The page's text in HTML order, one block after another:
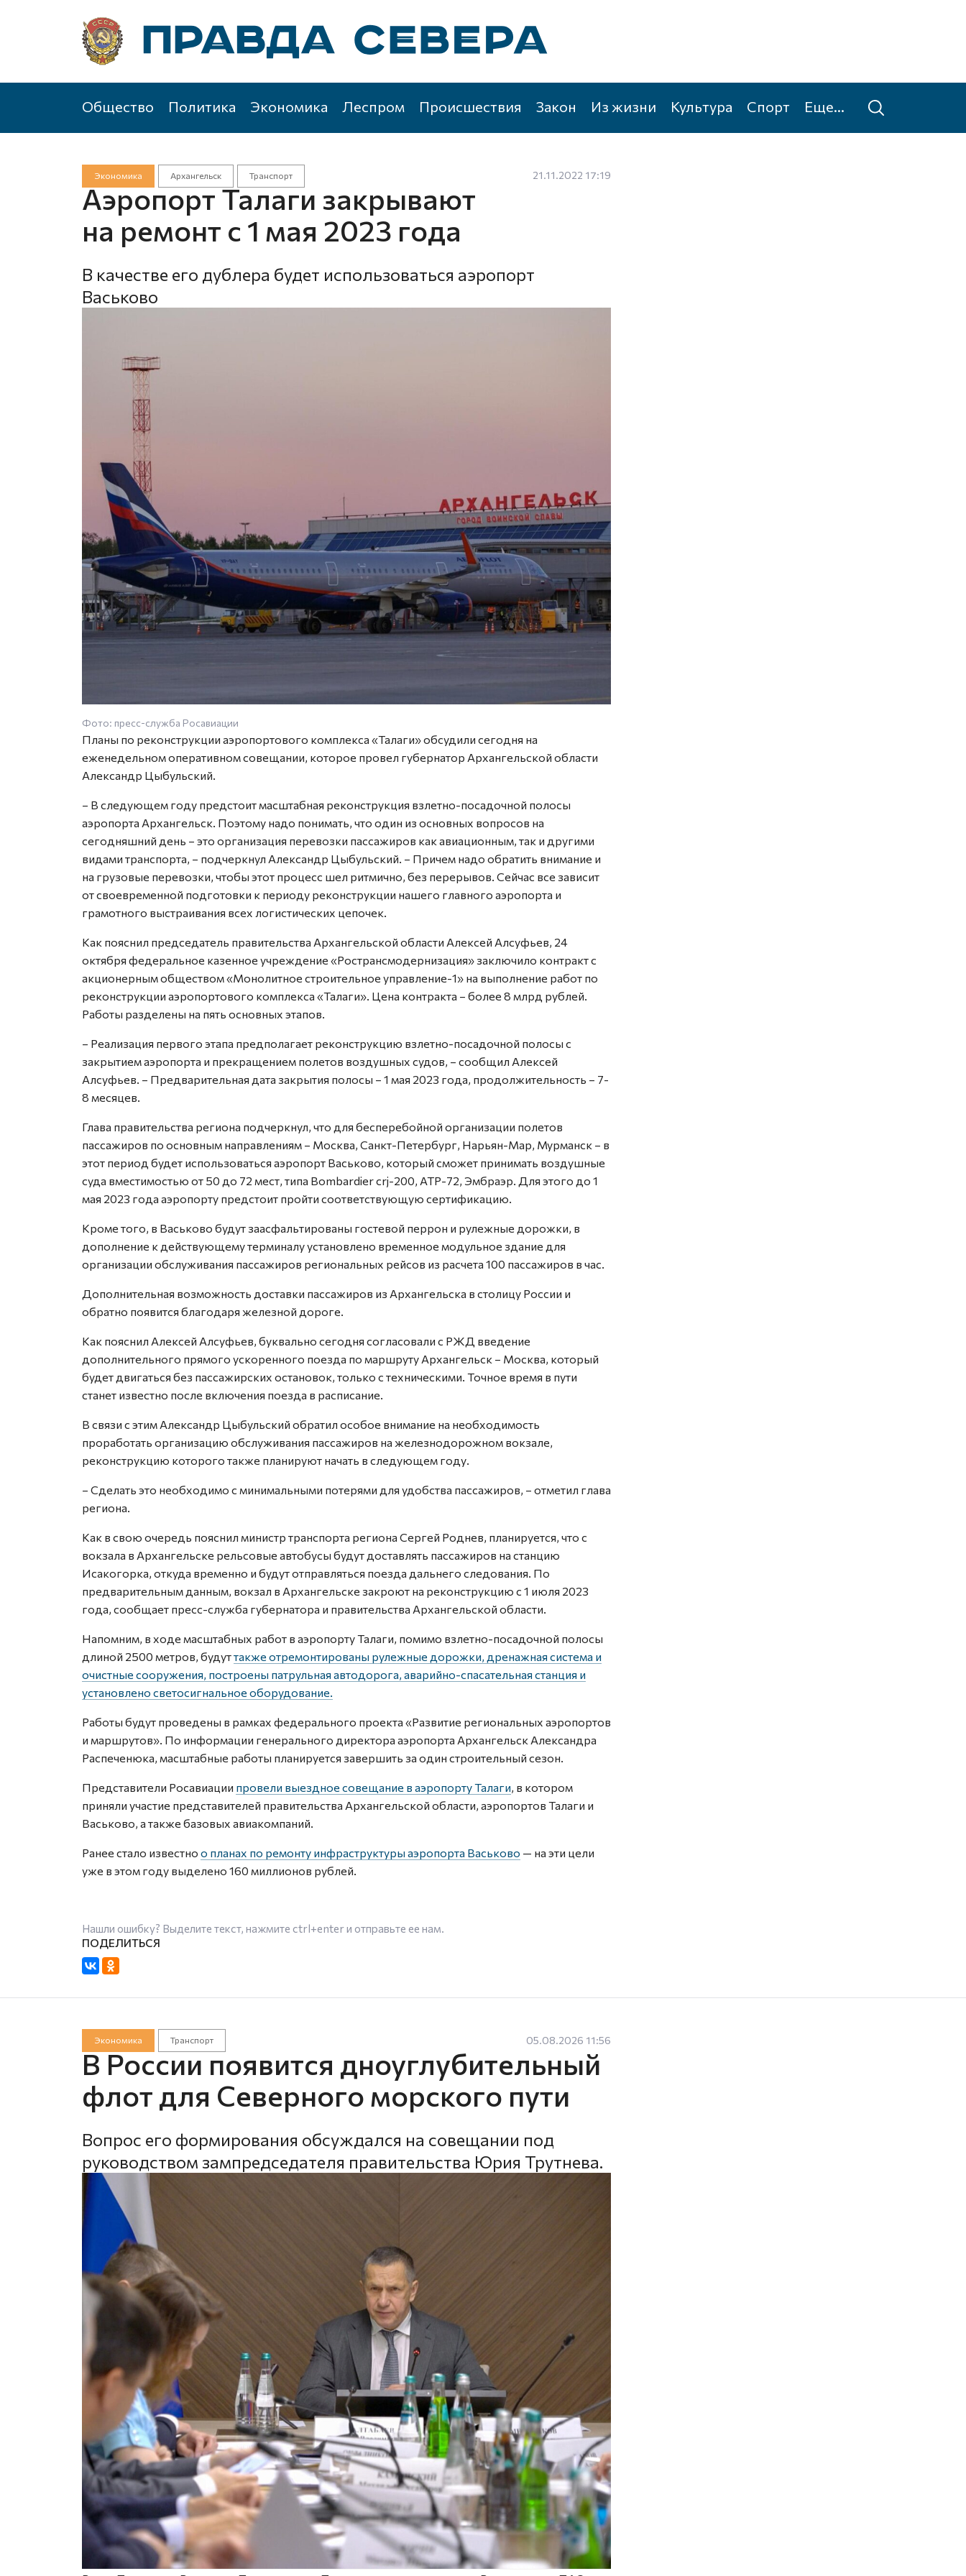
Общество Политика Экономика Леспром Происшествия Закон Из жизни Культура Спорт Еще...
Экономика Архангельск Транспорт 21.11.2022 17:19
Аэропорт Талаги закрывают
на ремонт с 1 мая 2023 года
В качестве его дублера будет использоваться аэропорт
Васьково
Фото: пресс-служба Росавиации
Планы по реконструкции аэропортового комплекса «Талаги» обсудили сегодня на
еженедельном оперативном совещании, которое провел губернатор Архангельской области
Александр Цыбульский.
– В следующем году предстоит масштабная реконструкция взлетно-посадочной полосы
аэропорта Архангельск. Поэтому надо понимать, что один из основных вопросов на
сегодняшний день – это организация перевозки пассажиров как авиационным, так и другими
видами транспорта, – подчеркнул Александр Цыбульский. – Причем надо обратить внимание и
на грузовые перевозки, чтобы этот процесс шел ритмично, без перерывов. Сейчас все зависит
от своевременной подготовки к периоду реконструкции нашего главного аэропорта и
грамотного выстраивания всех логистических цепочек.
Как пояснил председатель правительства Архангельской области Алексей Алсуфьев, 24
октября федеральное казенное учреждение «Ространсмодернизация» заключило контракт с
акционерным обществом «Монолитное строительное управление-1» на выполнение работ по
реконструкции аэропортового комплекса «Талаги». Цена контракта – более 8 млрд рублей.
Работы разделены на пять основных этапов.
– Реализация первого этапа предполагает реконструкцию взлетно-посадочной полосы с
закрытием аэропорта и прекращением полетов воздушных судов, – сообщил Алексей
Алсуфьев. – Предварительная дата закрытия полосы – 1 мая 2023 года, продолжительность – 7-
8 месяцев.
Глава правительства региона подчеркнул, что для бесперебойной организации полетов
пассажиров по основным направлениям – Москва, Санкт-Петербург, Нарьян-Мар, Мурманск – в
этот период будет использоваться аэропорт Васьково, который сможет принимать воздушные
суда вместимостью от 50 до 72 мест, типа Bombardier crj-200, АТР-72, Эмбраэр. Для этого до 1
мая 2023 года аэропорту предстоит пройти соответствующую сертификацию.
Кроме того, в Васьково будут заасфальтированы гостевой перрон и рулежные дорожки, в
дополнение к действующему терминалу установлено временное модульное здание для
организации обслуживания пассажиров региональных рейсов из расчета 100 пассажиров в час.
Дополнительная возможность доставки пассажиров из Архангельска в столицу России и
обратно появится благодаря железной дороге.
Как пояснил Алексей Алсуфьев, буквально сегодня согласовали с РЖД введение
дополнительного прямого ускоренного поезда по маршруту Архангельск – Москва, который
будет двигаться без пассажирских остановок, только с техническими. Точное время в пути
станет известно после включения поезда в расписание.
В связи с этим Александр Цыбульский обратил особое внимание на необходимость
проработать организацию обслуживания пассажиров на железнодорожном вокзале,
реконструкцию которого также планируют начать в следующем году.
– Сделать это необходимо с минимальными потерями для удобства пассажиров, – отметил глава
региона.
Как в свою очередь пояснил министр транспорта региона Сергей Роднев, планируется, что с
вокзала в Архангельске рельсовые автобусы будут доставлять пассажиров на станцию
Исакогорка, откуда временно и будут отправляться поезда дальнего следования. По
предварительным данным, вокзал в Архангельске закроют на реконструкцию с 1 июля 2023
года, сообщает пресс-служба губернатора и правительства Архангельской области.
Напомним, в ходе масштабных работ в аэропорту Талаги, помимо взлетно-посадочной полосы
длиной 2500 метров, будуттакже отремонтированы рулежные дорожки, дренажная система и
очистные сооружения, построены патрульная автодорога, аварийно-спасательная станция и
установлено светосигнальное оборудование.
Работы будут проведены в рамках федерального проекта «Развитие региональных аэропортов
и маршрутов». По информации генерального директора аэропорта Архангельск Александра
Распеченюка, масштабные работы планируется завершить за один строительный сезон.
Представители Росавиации провели выездное совещание в аэропорту Талаги, в котором
приняли участие представителей правительства Архангельской области, аэропортов Талаги и
Васьково, а также базовых авиакомпаний.
Ранее стало известно о планах по ремонту инфраструктуры аэропорта Васьково — на эти цели
уже в этом году выделено 160 миллионов рублей.
Нашли ошибку? Выделите текст, нажмите ctrl+enterи отправьте ее нам.
Экономика Транспорт 05.08.2026 11:56
В России появится дноуглубительный
флот для Северного морского пути
Вопрос его формирования обсуждался на совещании под
руководством зампредседателя правительства Юрия Трутнева.